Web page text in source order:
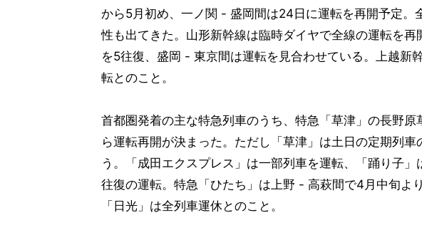
から5月初め、一ノ関 - 盛岡間は24日に運転を再開予定。
性も出てきた。山形新幹線は臨時ダイヤで全線の運転を
を5往復、盛岡 - 東京間は運転を見合わせている。上越新
転とのこと。
首都圏発着の主な特急列車のうち、特急「草津」の長野
ら運転再開が決まった。ただし「草津」は土日の定期列
う。「成田エクスプレス」は一部列車を運転、「踊り子
往復の運転。特急「ひたち」は上野 - 高萩間で4月中旬よ
「日光」は全列車運休とのこと。